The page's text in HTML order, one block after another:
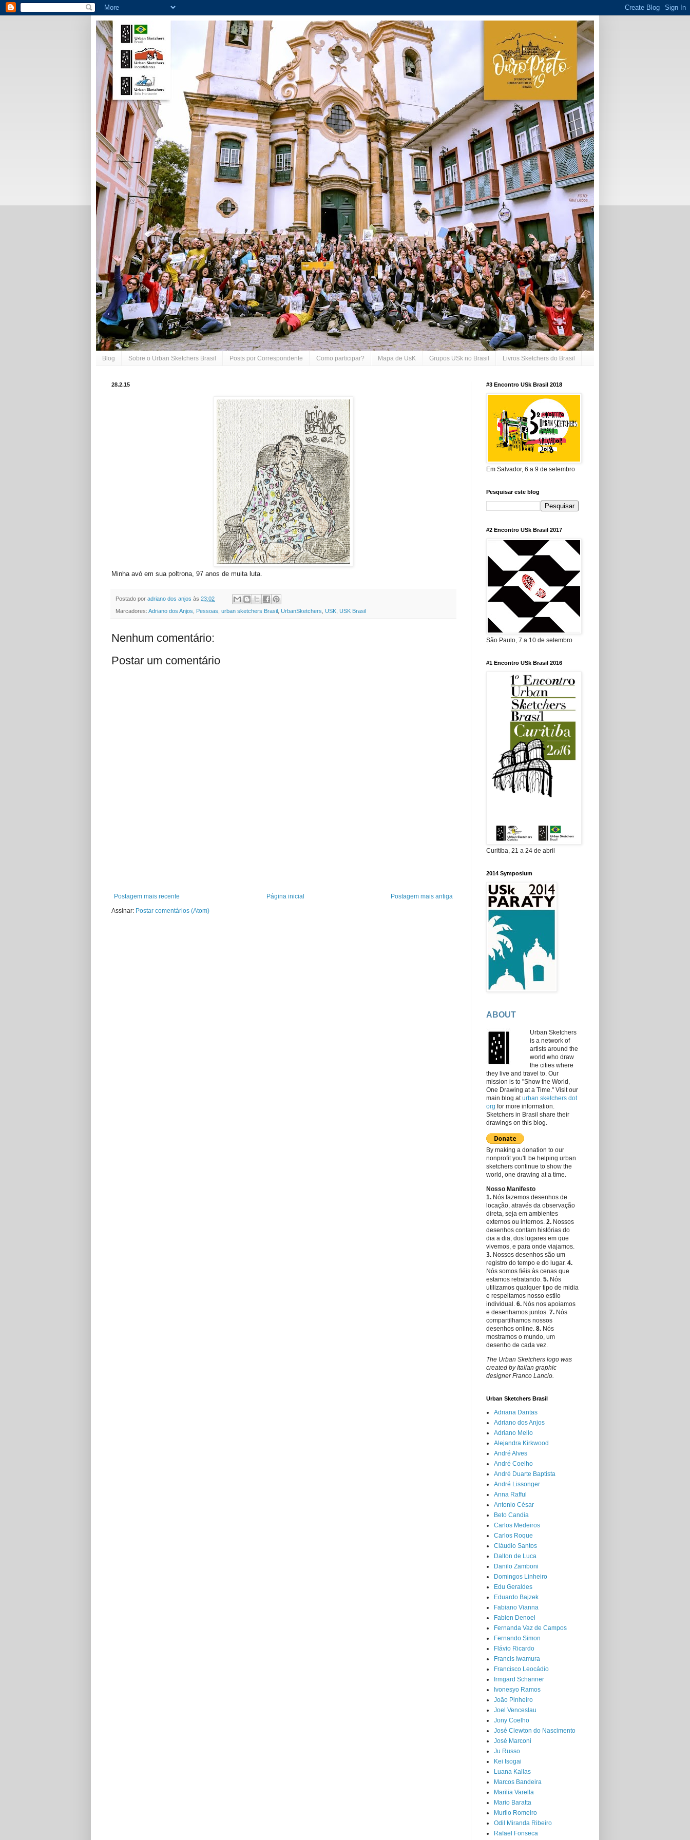
Blog Sobre o Urban Sketchers Brasil Posts por Correspondente Como participar? Mapa de UsK Grupos USk no Brasil Livros Sketchers do Brasil
28.2.15
Minha avó em sua poltrona, 97 anos de muita luta.
Postado por adriano dos anjos às 23:02
Marcadores: Adriano dos Anjos Pessoas urban sketchers Brasil UrbanSketchers USK USK Brasil
Nenhum comentário:
Postar um comentário
Postagem mais recente Postagem mais antiga
Página inicial
Assinar: Postar comentários (Atom)
#3 Encontro USk Brasil 2018
Em Salvador, 6 a 9 de setembro
Pesquisar este blog
#2 Encontro USk Brasil 2017
São Paulo, 7 a 10 de setembro
#1 Encontro USk Brasil 2016
Curitiba, 21 a 24 de abril
2014 Symposium
ABOUT
Urban Sketchers
is a network of
artists around the
world who draw
the cities where
they live and travel to. Our
mission is to "Show the World,
One Drawing at a Time." Visit our
main blog aturban sketchers dot
org for more information.
Sketchers in Brasil share their
drawings on this blog.
By making a donation to our
nonprofit you'll be helping urban
sketchers continue to show the
world, one drawing at a time.
Nosso Manifesto
1. Nós fazemos desenhos de
locação, através da observação
direta, seja em ambientes
externos ou internos. 2. Nossos
desenhos contam histórias do
dia a dia, dos lugares em que
vivemos, e para onde viajamos.
3. Nossos desenhos são um
registro do tempo e do lugar. 4.
Nós somos fiéis às cenas que
estamos retratando. 5. Nós
utilizamos qualquer tipo de midia
e respeitamos nosso estilo
individual. 6. Nós nos apoiamos
e desenhamos juntos. 7. Nós
compartilhamos nossos
desenhos online. 8. Nós
mostramos o mundo, um
desenho de cada vez.
The Urban Sketchers logo was
created by Italian graphic
designer Franco Lancio.
Urban Sketchers Brasil
Adriana Dantas
Adriano dos Anjos
Adriano Mello
Alejandra Kirkwood
André Alves
André Coelho
André Duarte Baptista
André Lissonger
Anna Rafful
Antonio César
Beto Candia
Carlos Medeiros
Carlos Roque
Cláudio Santos
Dalton de Luca
Danilo Zamboni
Domingos Linheiro
Edu Geraldes
Eduardo Bajzek
Fabiano Vianna
Fabien Denoel
Fernanda Vaz de Campos
Fernando Simon
Flávio Ricardo
Francis Iwamura
Francisco Leocádio
Irmgard Schanner
Ivonesyo Ramos
João Pinheiro
Joel Venceslau
Jony Coelho
José Clewton do Nascimento
José Marconi
Ju Russo
Kei Isogai
Luana Kallas
Marcos Bandeira
Marilia Varella
Mario Baratta
Murilo Romeiro
Odil Miranda Ribeiro
Rafael Fonseca